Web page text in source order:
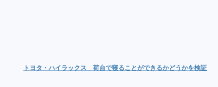
トヨタ・ハイラックス 荷台で寝ることができるかどうかを検証